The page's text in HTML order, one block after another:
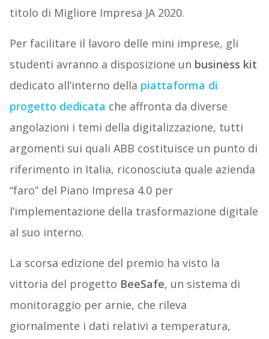
titolo di Migliore Impresa JA 2020.
Per facilitare il lavoro delle mini imprese, gli
studenti avranno a disposizione un business kit
dedicato all’interno della piattaforma di
progetto dedicata che affronta da diverse
angolazioni i temi della digitalizzazione, tutti
argomenti sui quali ABB costituisce un punto di
riferimento in Italia, riconosciuta quale azienda
“faro” del Piano Impresa 4.0 per
l’implementazione della trasformazione digitale
al suo interno.
La scorsa edizione del premio ha visto la
vittoria del progetto BeeSafe, un sistema di
monitoraggio per arnie, che rileva
giornalmente i dati relativi a temperatura,